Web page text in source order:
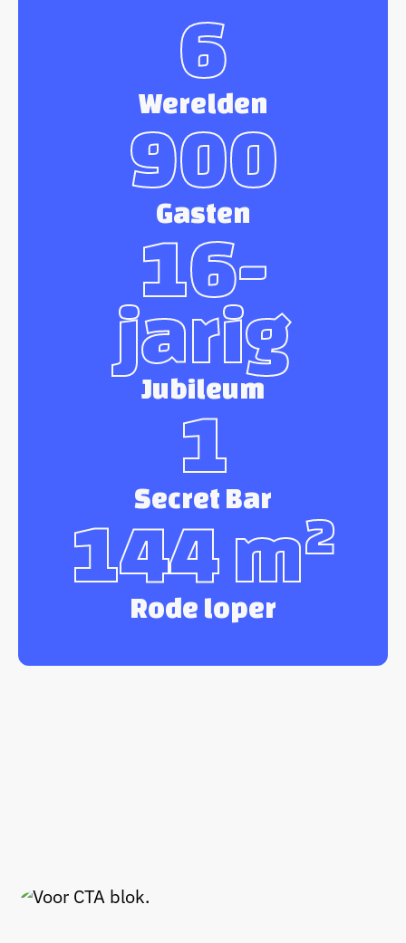
6
Werelden
900
Gasten
16-
jarig
Jubileum
1
Secret Bar
144 m²
Rode loper